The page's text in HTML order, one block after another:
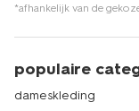
*afhankelijk van de
populaire
dameskleding